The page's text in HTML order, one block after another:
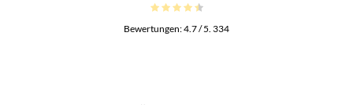
Bewertungen:4.7/ 5. 334